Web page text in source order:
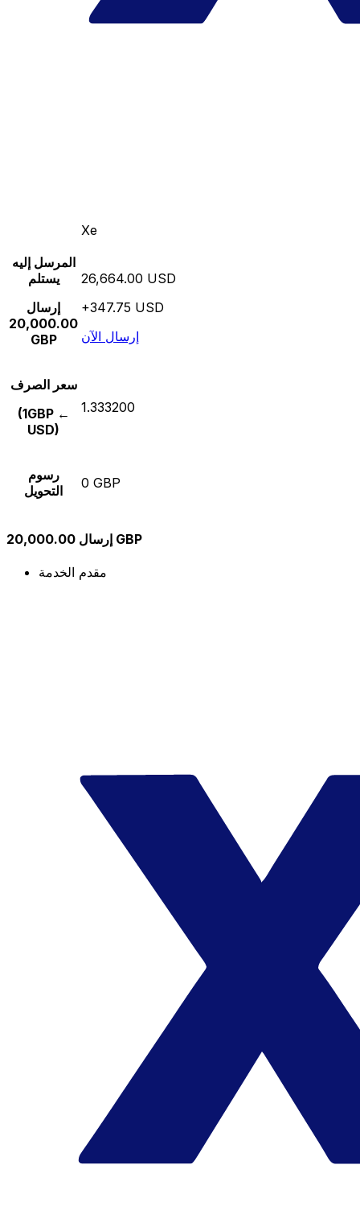
Xe
المرسل إليه
يستلم
إرسال
20,000.00
GBP
26,664.00 USD
+347.75 USD
إرسال الآن
سعر الصرف
(1GBP ←
USD)
1.333200
رسوم
التحويل
0 GBP
إرسال 20,000.00 GBP
مقدم الخدمة